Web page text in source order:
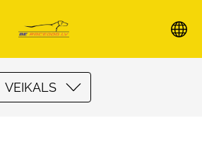
VEIKALS